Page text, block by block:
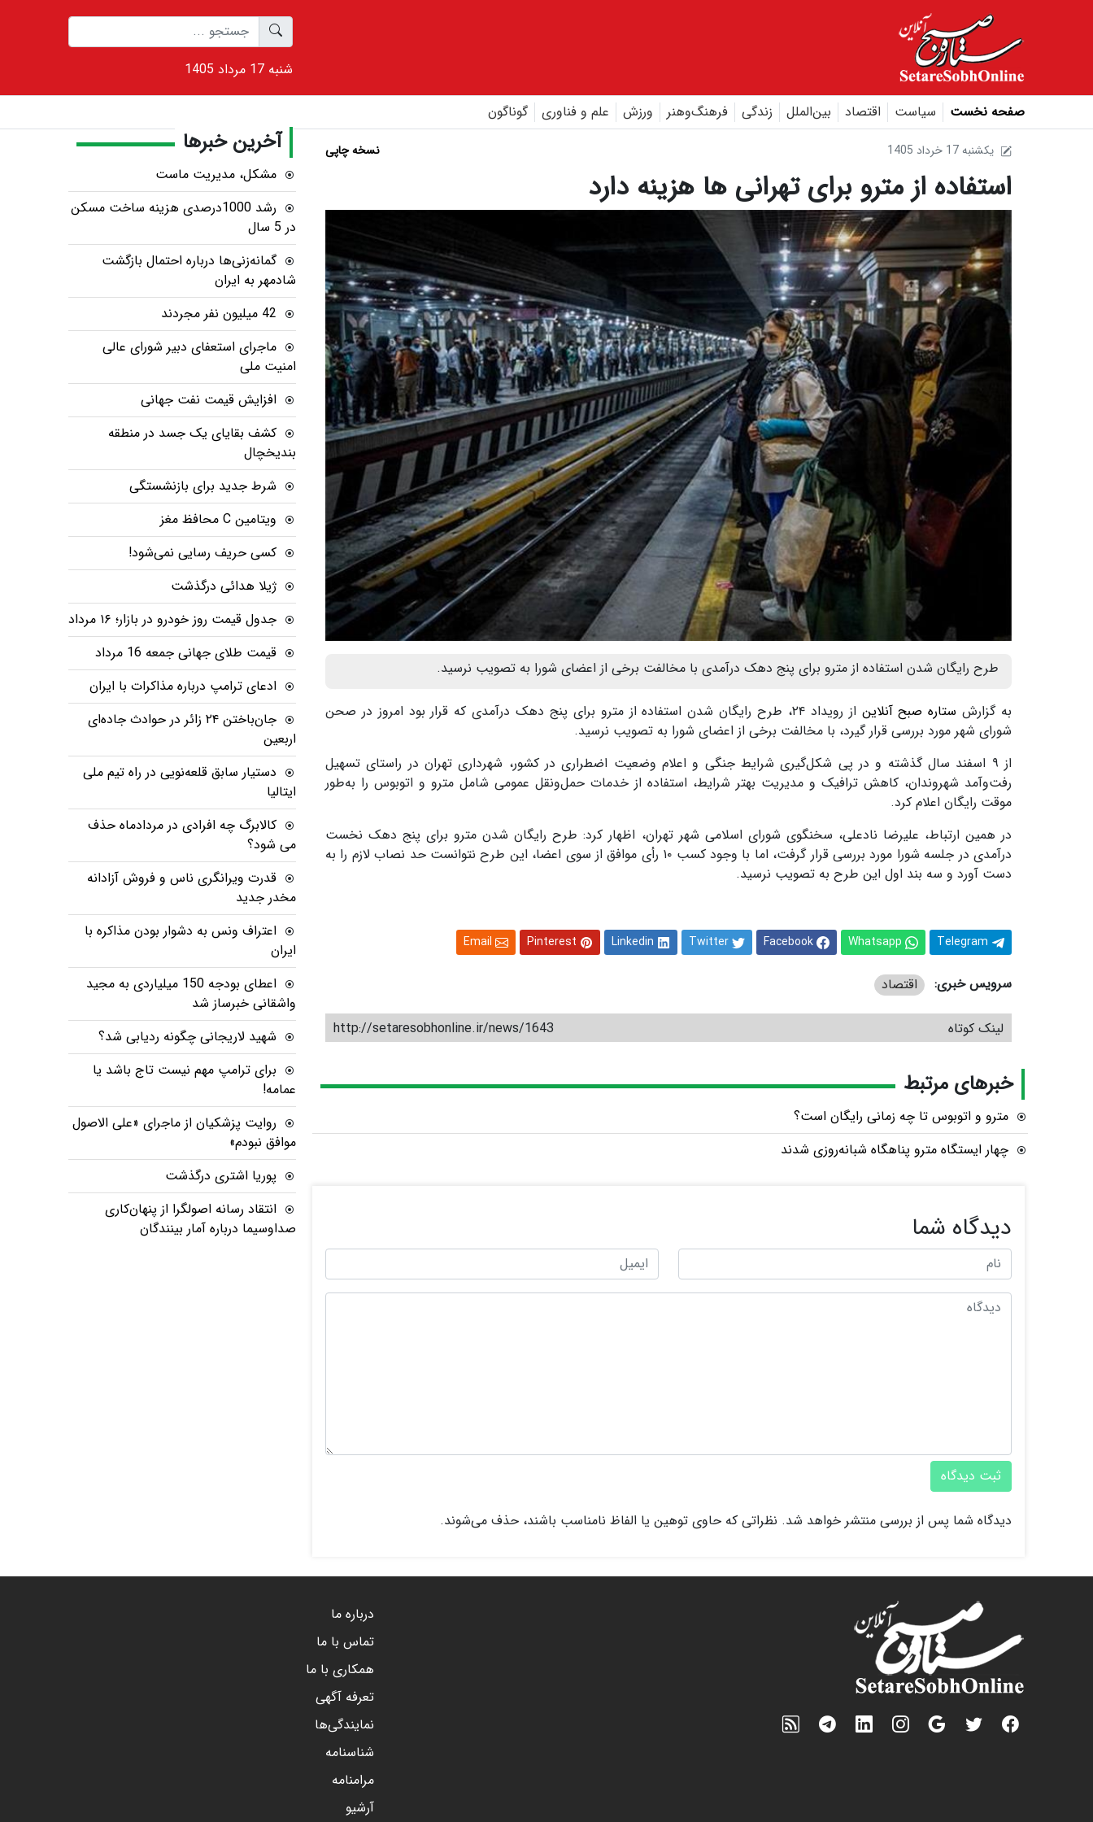
1405 شنبه 17 مرداد
صفحه نخست سیاست اقتصاد بین‌الملل زندگی فرهنگ‌و‌هنر ورزش علم و فناوری گوناگون
1405 يکشنبه 17 خرداد نسخه چاپی
استفاده از مترو برای تهرانی ها هزینه دارد
طرح رایگان شدن استفاده از مترو برای پنج دهک درآمدی با مخالفت برخی از اعضای شورا به تصویب نرسید.
به گزارش ستاره صبح آنلاین
از رویداد ۲۴، طرح رایگان شدن استفاده از مترو برای پنج دهک درآمدی که قرار بود امروز در صحن
شورای شهر مورد بررسی قرار گیرد، با مخالفت برخی از اعضای شورا به تصویب نرسید.
از ۹ اسفند سال گذشته و در پی شکل‌گیری شرایط جنگی و اعلام وضعیت اضطراری در کشور، شهرداری تهران در راستای تسهیل
رفت‌وآمد شهروندان، کاهش ترافیک و مدیریت بهتر شرایط، استفاده از خدمات حمل‌ونقل عمومی شامل مترو و اتوبوس را به‌طور
موقت رایگان اعلام کرد.
در همین ارتباط، علیرضا نادعلی، سخنگوی شورای اسلامی شهر تهران، اظهار کرد: طرح رایگان شدن مترو برای پنج دهک نخست
درآمدی در جلسه شورا مورد بررسی قرار گرفت، اما با وجود کسب ۱۰ رأی موافق از سوی اعضا، این طرح نتوانست حد نصاب لازم را به
دست آورد و سه بند اول این طرح به تصویب نرسید.
Telegram
Whatsapp
Facebook
Twitter
Linkedin
Pinterest
Email
سرویس خبری: اقتصاد
لینک کوتاه http://setaresobhonline.ir/news/1643
خبرهای مرتبط
مترو و اتوبوس تا چه زمانی رایگان است؟
چهار ایستگاه مترو پناهگاه شبانه‌روزی شدند
دیدگاه شما
ثبت دیدگاه
دیدگاه شما پس از بررسی منتشر خواهد شد. نظراتی که حاوی توهین یا الفاظ نامناسب باشند، حذف می‌شوند.
آخرین خبرها
مشکل، مدیریت ماست
رشد 1000درصدی هزینه ساخت مسکن
در 5 سال
گمانه‌زنی‌ها درباره احتمال بازگشت
شادمهر به ایران
42 میلیون نفر مجردند
ماجرای استعفای دبیر شورای عالی
امنیت ملی
افزایش قیمت نفت جهانی
کشف بقایای یک جسد در منطقه
بندیخچال
شرط جدید برای بازنشستگی
ویتامین C محافظ مغز
کسی حریف رسایی نمی‌شود!
ژیلا هدائی درگذشت
جدول قیمت روز خودرو در بازار؛ ۱۶ مرداد
قیمت طلای جهانی جمعه 16 مرداد
ادعای ترامپ درباره مذاکرات با ایران
جان‌باختن ۲۴ زائر در حوادث جاده‌ای
اربعین
دستیار سابق قلعه‌نویی در راه تیم ملی
ایتالیا
کالابرگ چه افرادی در مردادماه حذف
می شود؟
قدرت ویرانگری ناس و فروش آزادانه
مخدر جدید
اعتراف ونس به دشوار بودن مذاکره با
ایران
اعطای بودجه 150 میلیاردی به مجید
واشقانی خبرساز شد
شهید لاریجانی چگونه ردیابی شد؟
برای ترامپ مهم نیست تاج باشد یا
عمامه!
روایت پزشکیان از ماجرای «علی الاصول
موافق نبودم»
پوریا اشتری درگذشت
انتقاد رسانه اصولگرا از پنهان‌کاری
صداوسیما درباره آمار بینندگان
درباره ما
تماس با ما
همکاری با ما
تعرفه آگهی
نمایندگی‌ها
شناسنامه
مرامنامه
آرشیو